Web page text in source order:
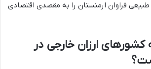
فراوان ارمنستان را به مقصدی اقتصادی
ارزان خارجی در